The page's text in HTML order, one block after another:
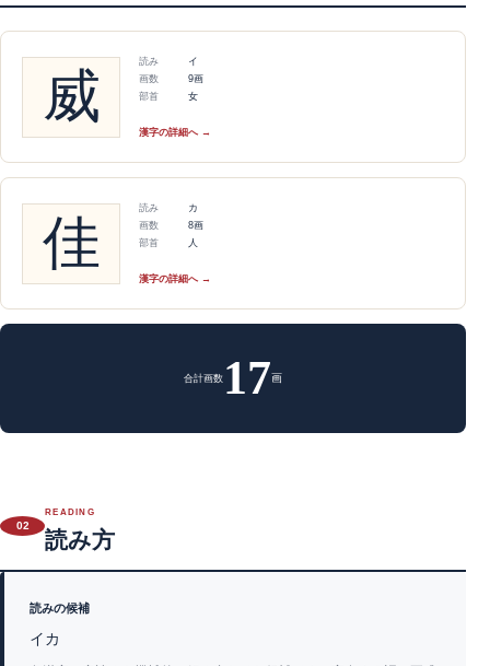
威
読み
イ
画数
9画
部首
女
漢字の詳細へ →
佳
読み
カ
画数
8画
部首
人
漢字の詳細へ →
合計画数 17画
02
READING
読み方
読みの候補
イカ